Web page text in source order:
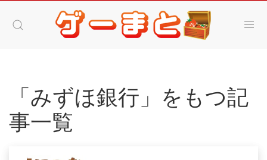
「みずほ銀行」をもつ記
事一覧